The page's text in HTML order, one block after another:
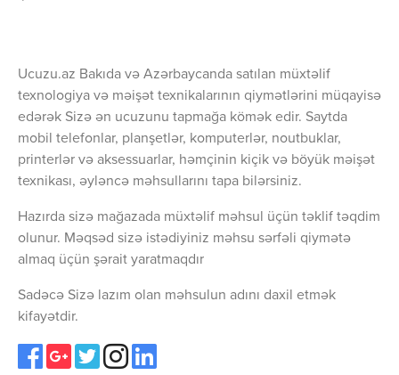
Ucuzu.az Bakıda və Azərbaycanda satılan müxtəlif
texnologiya və məişət texnikalarının qiymətlərini müqayisə
edərək Sizə ən ucuzunu tapmağa kömək edir. Saytda
mobil telefonlar, planşetlər, komputerlər, noutbuklar,
printerlər və aksessuarlar, həmçinin kiçik və böyük məişət
texnikası, əyləncə məhsullarını tapa bilərsiniz.
Hazırda sizə mağazada müxtəlif məhsul üçün təklif təqdim
olunur. Məqsəd sizə istədiyiniz məhsu sərfəli qiymətə
almaq üçün şərait yaratmaqdır
Sadəcə Sizə lazım olan məhsulun adını daxil etmək
kifayətdir.